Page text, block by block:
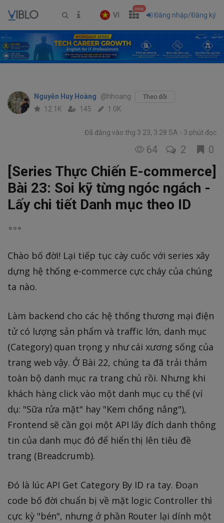
VI
new
Đăng nhập/Đăng ký
Nguyễn Huy Hoàng @hhoang Theo dõi
12.1K 145 1.0K
Đã đăng vào thg 3 23, 3:28 SA 3 phút đọc
64 2 0
[Series Thực Chiến E-commerce]
Bài 23: Soi kỹ từng ngóc ngách -
Lấy chi tiết Danh mục theo ID
Chào bố đời! Lại tiếp tục cày cuốc với series xây
dựng hệ thống e-commerce cực cháy của chúng
ta nào.
Làm backend cho các hệ thống thương mại điện
tử có lượng sản phẩm và traffic lớn, danh mục
(Category) quan trọng y như cái xương sống của
trang web vậy. Ở Bài 22, chúng ta đã trải thảm
toàn bộ danh mục ra trang chủ rồi. Nhưng khi
khách hàng click vào một danh mục cụ thể (ví
dụ: "Sữa rửa mặt" hay "Kem chống nắng"),
Frontend sẽ cần gọi một API lấy đích danh thông
tin của danh mục đó để hiển thị lên tiêu đề
trang (Breadcrumb).
Đó là lúc API Get Category By ID ra tay. Đoạn
code bố đời chuẩn bị về mặt logic Controller thì
cực kỳ "bén", nhưng ở phần Router lại dính một